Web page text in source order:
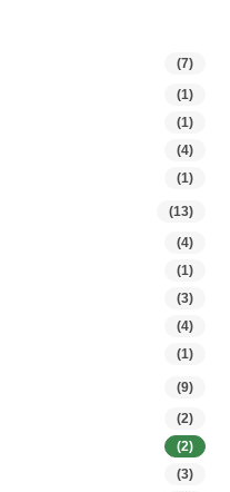
(7)
(1)
(1)
(4)
(1)
(13)
(4)
(1)
(3)
(4)
(1)
(9)
(2)
(2)
(3)